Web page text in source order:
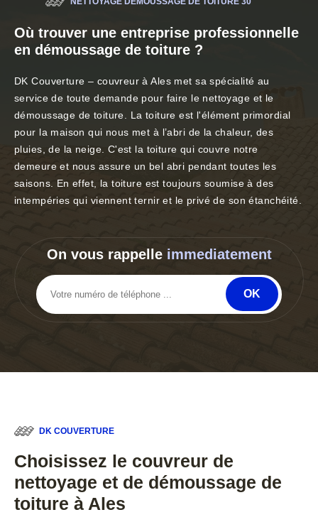
Où trouver une entreprise professionnelle
en démoussage de toiture ?
DK Couverture – couvreur à Ales met sa spécialité au
service de toute demande pour faire le nettoyage et le
démoussage de toiture. La toiture est l'élément primordial
pour la maison qui nous met à l’abri de la chaleur, des
pluies, de la neige. C'est la toiture qui couvre notre
demeure et nous assure un bel abri pendant toutes les
saisons. En effet, la toiture est toujours soumise à des
intempéries qui viennent ternir et le privé de son étanchéité.
On vous rappelle immediatement
DK COUVERTURE
Choisissez le couvreur de
nettoyage et de démoussage de
toiture à Ales